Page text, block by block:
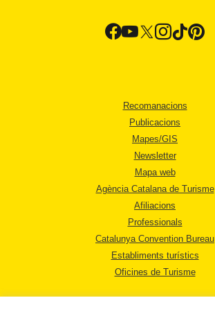
Recomanacions
Publicacions
Mapes/GIS
Newsletter
Mapa web
Agència Catalana de Turisme
Afiliacions
Professionals
Catalunya Convention Bureau
Establiments turístics
Oficines de Turisme